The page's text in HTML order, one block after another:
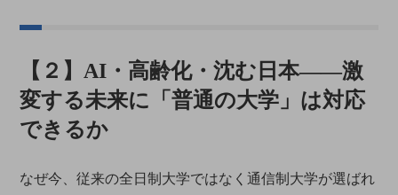
【２】AI・高齢化・沈む日本――激
変する未来に「普通の大学」は対応
できるか
なぜ今、従来の全日制大学ではなく通信制大学が選ばれ